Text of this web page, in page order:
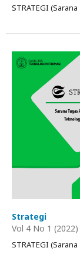
STRATEGI
Strategi
Vol 4 No 1 (2022)
STRATEGI